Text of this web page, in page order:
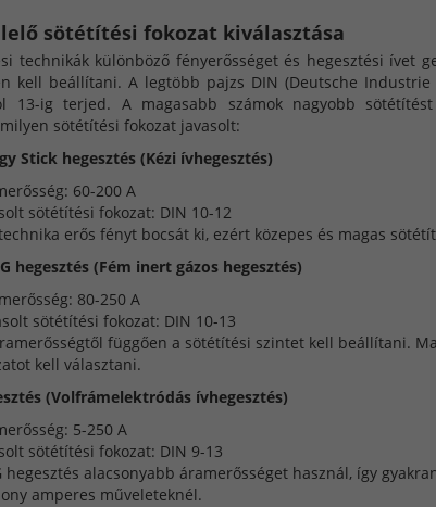
sötétítési fokozat kiválasztása
technikák különböző fényerősséget és hegesztési ívet
kell beállítani. A legtöbb pajzs DIN (Deutsche
13-ig terjed. A magasabb számok nagyobb
sötétítési fokozat javasolt:
Stick hegesztés (Kézi ívhegesztés)
60-200 A
sötétítési fokozat: DIN 10-12
erős fényt bocsát ki, ezért közepes és magas
hegesztés (Fém inert gázos hegesztés)
80-250 A
sötétítési fokozat: DIN 10-13
függően a sötétítési szintet kell beállítani.
kell választani.
(Volfrámelektródás ívhegesztés)
5-250 A
sötétítési fokozat: DIN 9-13
hegesztés alacsonyabb áramerősséget használ, így
amperes műveleteknél.